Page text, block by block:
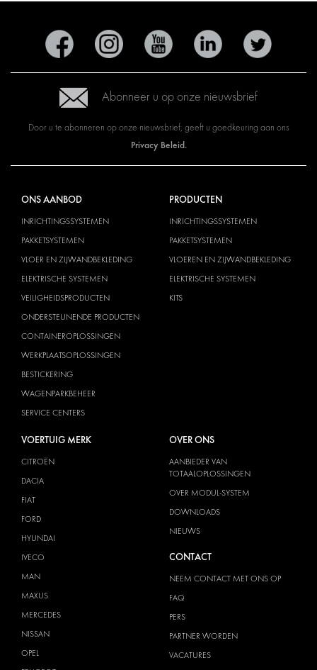
Abonneer u op onze nieuwsbrief
Door u te abonneren op onze nieuwsbrief, geeft u goedkeuring aan ons
Privacy Beleid.
ONS AANBOD
INRICHTINGSSYSTEMEN
PAKKETSYSTEMEN
VLOER EN ZIJWANDBEKLEDING
ELEKTRISCHE SYSTEMEN
VEILIGHEIDSPRODUCTEN
ONDERSTEUNENDE PRODUCTEN
CONTAINEROPLOSSINGEN
WERKPLAATSOPLOSSINGEN
BESTICKERING
WAGENPARKBEHEER
SERVICE CENTERS
PRODUCTEN
INRICHTINGSSYSTEMEN
PAKKETSYSTEMEN
VLOEREN EN ZIJWANDBEKLEDING
ELEKTRISCHE SYSTEMEN
KITS
VOERTUIG MERK
CITROËN
DACIA
FIAT
FORD
HYUNDAI
IVECO
MAN
MAXUS
MERCEDES
NISSAN
OPEL
OVER ONS
AANBIEDER VAN
TOTAALOPLOSSINGEN
OVER MODUL-SYSTEM
DOWNLOADS
NIEUWS
CONTACT
NEEM CONTACT MET ONS OP
FAQ
PERS
PARTNER WORDEN
VACATURES